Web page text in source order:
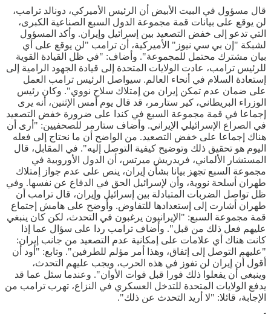
قال مسؤول في البيت الأبيض أن الرئيس الأميركي، دونالد ترامب،
لن يوقع على بيانات قمة مجموعة الدول السبع الصناعية الكبرى،
التي تدعو إلى خفض التصعيد بين إسرائيل وإيران. وأكد المسؤول
لشبكة "إن بي سي نيوز" الأميركية، أن ترامب "لن يوقع على أي
بيان مشترك محتمل للمجموعة". وأضاف: "في ظل القيادة القوية
للرئيس ترامب، عادت الولايات المتحدة إلى قيادة الجهود الرامية إلى
إستعادة السلام في أنحاء العالم. سيواصل الرئيس ترامب العمل
على ضمان عدم تمكن إيران من إمتلاك سلاح نووي". وكان رئيس
الوزراء البريطاني، كير ستارمر، قد قال يوم أمس الإثنين، أنه يرى
إجماعا في قمة مجموعة السبع في كندا على ضرورة خفض التصعيد
في الصراع الإسرائيلي الإيراني. وأضاف ستارمر للصحفيين: "أرى أن
هناك إجماعا على خفض التصعيد. من الواضح أن ما نحتاج إلى فعله
اليوم هو تحقيق ذلك وتوضيح كيفية التوصل إليه". في المقابل، قال
المستشار الألماني، فريدريش ميرتس، أن الدول الأوروبية في
مجموعة السبع تجهز بيانا بشأن إيران، ينص على عدم جواز إمتلاك
طهران أسلحة نووية، وأن لإسرائيل الحق في الدفاع عن نفسها. وفي
ظل تواصل الضربات المتبادلة بين إسرائيل وإيران، قال ترامب أن
طهران أشارت إلى إستعدادها للتفاوض. وأوضح على هامش إجتماع
قمة مجموعة السبع: "الإيرانيون يرغبون في التحدث، لكن كان ينبغي
عليهم فعل ذلك من قبل". وأضاف ترامب ردا على سؤال عما إذا
كانت هناك أي علامات على إمكانية عدم التصعيد من جانب إيران:
"عليهم التوصل إلى إتفاق، وهذا أمر مؤلم للطرفين". وتابع: "أود أن
أقول أن إيران لن تفوز في هذه الحرب، ويجب عليهم التحدث،
وينبغي أن يفعلوا ذلك فورا قبل فوات الأوان". وعندما سئل عما قد
يدفع الولايات المتحدة للتدخل العسكري في النزاع، تهرب ترامب من
الإجابة، قائلا: "لا أريد التحدث عن ذلك".